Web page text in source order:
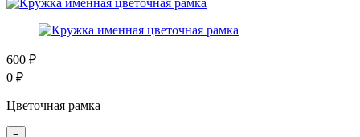
600 ₽
0 ₽
Цветочная рамка
−